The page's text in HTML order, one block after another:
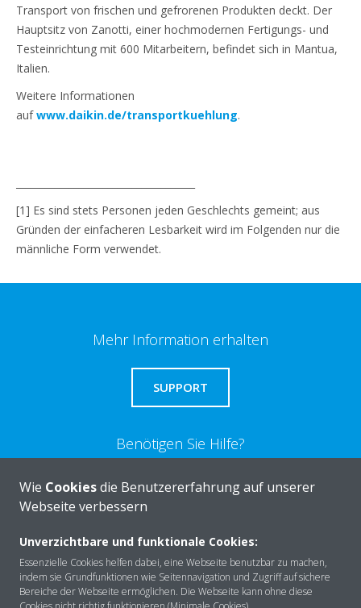
Transport von frischen und gefrorenen Produkten deckt. Der
Hauptsitz von Zanotti, einer hochmodernen Fertigungs- und
Testeinrichtung mit 600 Mitarbeitern, befindet sich in Mantua,
Italien.
Weitere Informationen
aufwww.daikin.de/transportkuehlung.
[1] Es sind stets Personen jeden Geschlechts gemeint; aus
Gründen der einfacheren Lesbarkeit wird im Folgenden nur die
männliche Form verwendet.
Mehr Information erhalten
SUPPORT
Benötigen Sie Hilfe?
KONTAKTIEREN SIE UNS
Über DAIKIN
Wie Cookiesdie Benutzererfahrung auf unserer
Webseite verbessern
Unverzichtbare und funktionale Cookies:
Essenzielle Cookies helfen dabei, eine Webseite benutzbar zu machen,
indem sie Grundfunktionen wie Seitennavigation und Zugriff auf sichere
Bereiche der Webseite ermöglichen. Die Webseite kann ohne diese